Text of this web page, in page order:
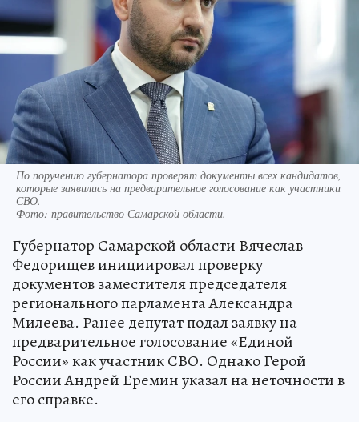
По поручению губернатора проверят документы всех кандидатов,
которые заявились на предварительное голосование как участники
СВО.
Фото: правительство Самарской области.
Губернатор Самарской области Вячеслав
Федорищев инициировал проверку
документов заместителя председателя
регионального парламента Александра
Милеева. Ранее депутат подал заявку на
предварительное голосование «Единой
России» как участник СВО. Однако Герой
России Андрей Еремин указал на неточности в
его справке.